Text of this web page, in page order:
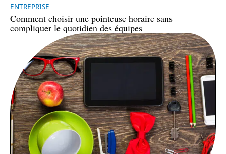
ENTREPRISE
Comment choisir une pointeuse horaire sans
compliquer le quotidien des équipes